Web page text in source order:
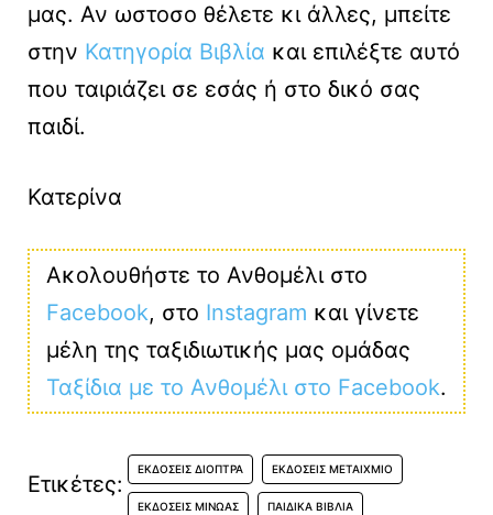
μας. Αν ωστοσο θέλετε κι άλλες, μπείτε
στην Κατηγορία Βιβλία και επιλέξτε αυτό
που ταιριάζει σε εσάς ή στο δικό σας
παιδί.
Κατερίνα
Ακολουθήστε το Ανθομέλι στο
Facebook, στο Instagram και γίνετε
μέλη της ταξιδιωτικής μας ομάδας
Ταξίδια με το Ανθομέλι στο Facebook.
Ετικέτες:
ΕΚΔΌΣΕΙΣ ΔΙΌΠΤΡΑ ΕΚΔΌΣΕΙΣ ΜΕΤΑΊΧΜΙΟ
ΕΚΔΌΣΕΙΣ ΜΊΝΩΑΣ ΠΑΙΔΙΚΆ ΒΙΒΛΊΑ